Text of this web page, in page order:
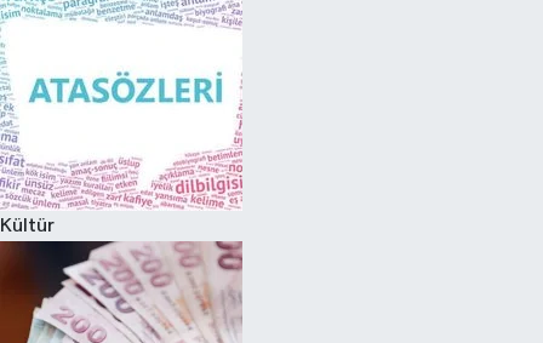
Kültür